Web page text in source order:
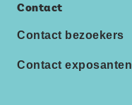
Contact
Contact bezoekers
Contact exposanten